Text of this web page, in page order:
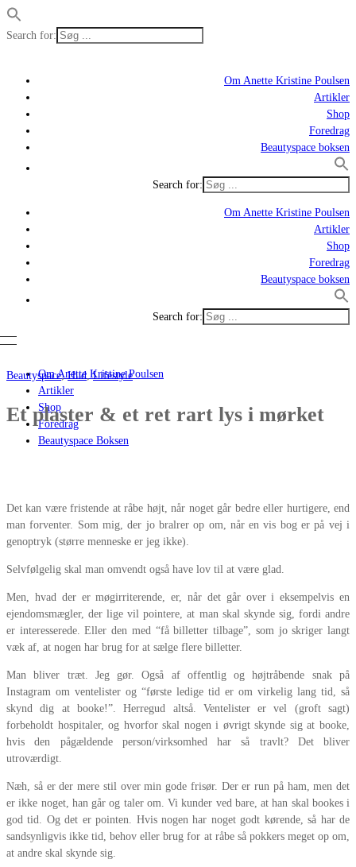
Search for:
Om Anette Kristine Poulsen
Artikler
Shop
Foredrag
Beautyspace boksen
Search for:
Om Anette Kristine Poulsen
Artikler
Shop
Foredrag
Beautyspace boksen
Search for:
Om Anette Kristine Poulsen
Artikler
Shop
Foredrag
Beautyspace Boksen
Beautyspace,Hud,Lifestyle
Et plaster & et ret rart lys i mørket
Det kan være fristende at råbe højt, når noget går bedre eller hurtigere, end
man forventer. Som mig, der jo bralrer op om, når en vis bog er på vej i
genoptryk (større menneske er jeg ikke).
Selvfølgelig skal man omvendt også have lov til at være glad.
Men, hvad der er møgirriterende, er, når det går over i eksempelvis en
ejendomsmægler, der lige vil pointere, at man skal skynde sig, fordi andre
er interesserede. Eller den med “få billetter tilbage”, som jo skriger langt
væk af, at nogen har brug for at sælge flere billetter.
Man bliver træt. Jeg gør. Også af offentlig og højtråbende snak på
Instagram om ventelister og “første ledige tid er om virkelig lang tid, så
skynd dig at booke!”. Herregud altså. Ventelister er vel (groft sagt)
forbeholdt hospitaler, og hvorfor skal nogen i øvrigt skynde sig at booke,
hvis den pågældende person/virksomhed har så travlt? Det bliver
utroværdigt.
Næh, så er der mere stil over min gode frisør. Der er run på ham, men det
er ikke noget, han går og taler om. Vi kunder ved bare, at han skal bookes i
god tid. Og det er pointen. Hvis nogen har noget godt kørende, så har de
sandsynligvis ikke tid, behov eller brug for at råbe så pokkers meget op om,
at andre skal skynde sig.